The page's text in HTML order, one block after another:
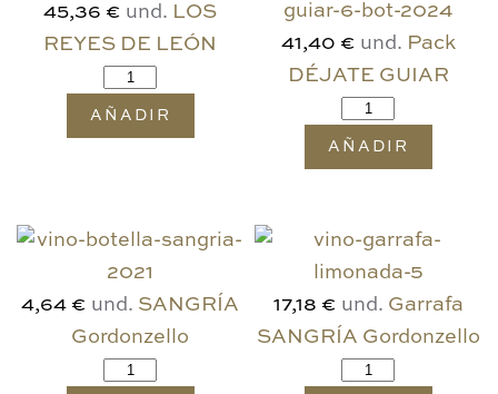
45,36 € und. LOS
REYES DE LEÓN
AÑADIR
41,40 € und. Pack
DÉJATE GUIAR
AÑADIR
4,64 € und. SANGRÍA
Gordonzello
17,18 € und. Garrafa
SANGRÍA Gordonzello